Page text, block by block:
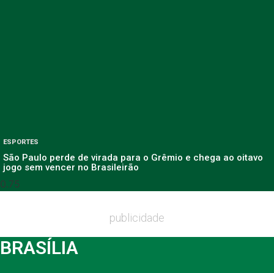
ESPORTES
São Paulo perde de virada para o Grêmio e chega ao oitavo
jogo sem vencer no Brasileirão
publicidade
BRASÍLIA